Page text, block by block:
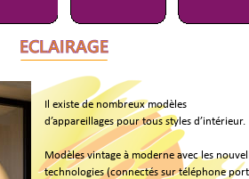
ECLAIRAGE
Il existe de nombreux modèles
d’appareillages pour tous styles d’intérieur.
Modèles vintage à moderne avec les
technologies (connectés sur téléphone